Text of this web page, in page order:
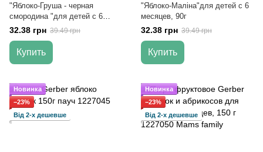
"Яблоко-Груша - черная
смородина "для детей с 6
месяцев, 90г
32.38 грн 39.49 грн
Купить
"Яблоко-Маліна"для детей с 6
месяцев, 90г
32.38 грн 39.49 грн
Купить
Новинка
−23%
Від 2-х дешевше
Новинка
−23%
Від 2-х дешевше